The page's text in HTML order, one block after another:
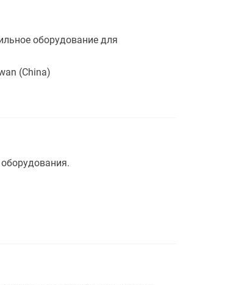
оборудование для
(China)